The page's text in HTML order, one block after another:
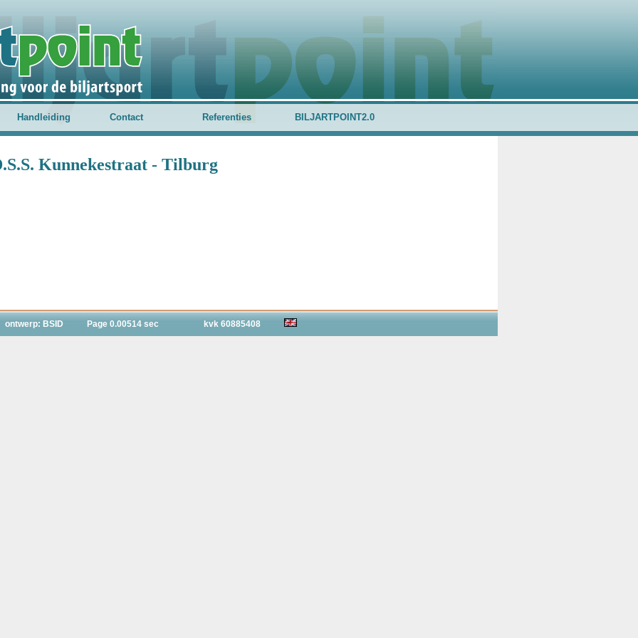
Handleiding Contact Referenties BILJARTPOINT2.0
Kunnekestraat - Tilburg
ontwerp: BSID Page 0.00514 sec kvk 60885408